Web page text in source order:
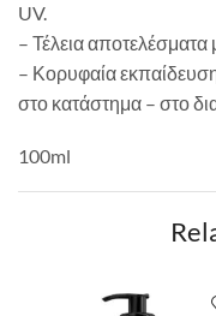
UV.
– Τέλεια
– Κορυφαία
στο κατάστημα – στο
100ml